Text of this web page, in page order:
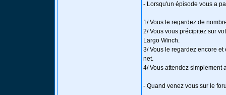
- Lorsqu'un épisode vous a
1/ Vous le regardez de
2/ Vous vous précipitez sur
Largo Winch.
3/ Vous le regardez encore
net.
4/ Vous attendez simplement
- Quand venez vous sur le